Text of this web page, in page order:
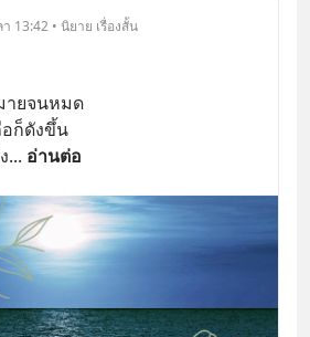
13:42 • นิยาย เรื่องสั้น
ายจนหมด
ก็ดังขึ้น
... อ่านต่อ